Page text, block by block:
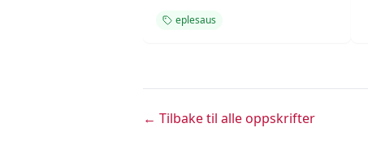
eplesaus
← Tilbake til alle oppskrifter